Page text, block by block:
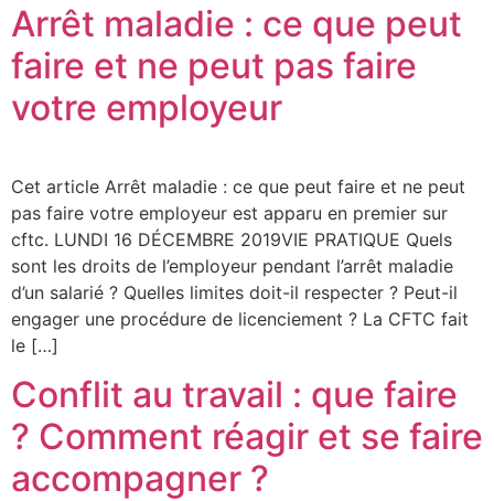
Arrêt maladie : ce que peut
faire et ne peut pas faire
votre employeur
Cet article Arrêt maladie : ce que peut faire et ne peut
pas faire votre employeur est apparu en premier sur
cftc. LUNDI 16 DÉCEMBRE 2019VIE PRATIQUE Quels
sont les droits de l’employeur pendant l’arrêt maladie
d’un salarié ? Quelles limites doit-il respecter ? Peut-il
engager une procédure de licenciement ? La CFTC fait
le […]
Conflit au travail : que faire
? Comment réagir et se faire
accompagner ?